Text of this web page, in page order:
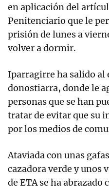
en aplicación del
Penitenciario que le
prisión de lunes a
volver a dormir.
Iparragirre ha salido al
donostiarra, donde le
personas que se han
tratar de evitar que su
por los medios de
Ataviada con unas
cazadora verde y unos
de ETA se ha abrazado